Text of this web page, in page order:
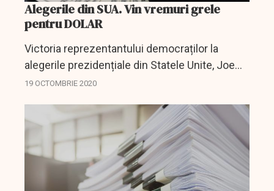
Alegerile din SUA. Vin vremuri grele
pentru DOLAR
Victoria reprezentantului democraților la
alegerile prezidențiale din Statele Unite, Joe
Biden, are darul de a provoca o ieftinire
analiștii...
19 OCTOMBRIE 2020